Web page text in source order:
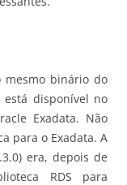
mesmo binário do
disponível no
Exadata. Não
para o Exadata. A
era, depois de
RDS para